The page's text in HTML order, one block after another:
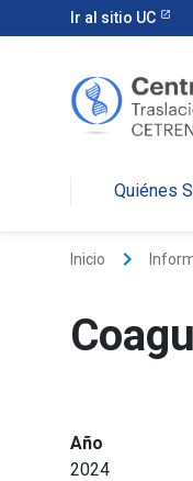
Ir al sitio UC
Quiénes
Inicio keyboard_arrow_right
Año
2024